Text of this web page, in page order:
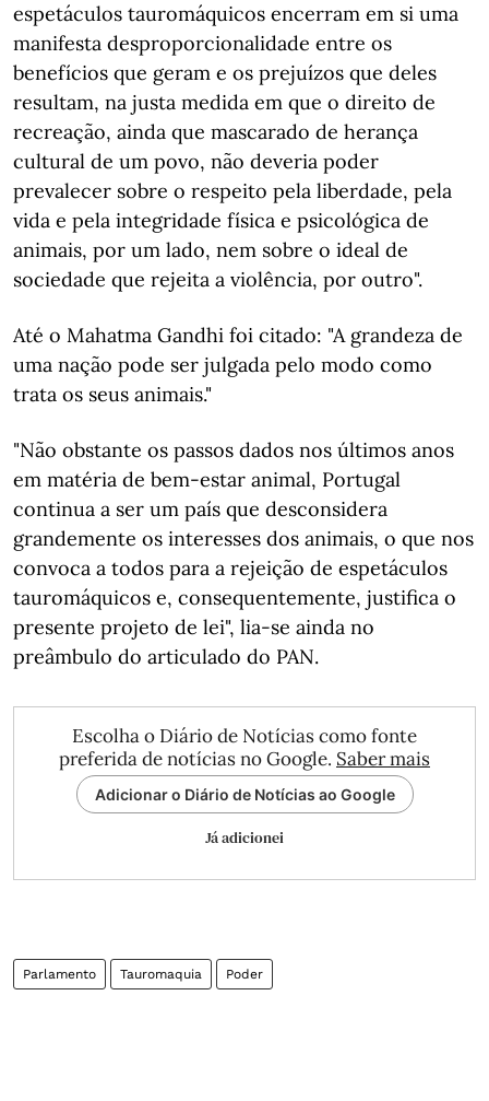
espetáculos tauromáquicos encerram em si uma
manifesta desproporcionalidade entre os
benefícios que geram e os prejuízos que deles
resultam, na justa medida em que o direito de
recreação, ainda que mascarado de herança
cultural de um povo, não deveria poder
prevalecer sobre o respeito pela liberdade, pela
vida e pela integridade física e psicológica de
animais, por um lado, nem sobre o ideal de
sociedade que rejeita a violência, por outro".
Até o Mahatma Gandhi foi citado: "A grandeza de
uma nação pode ser julgada pelo modo como
trata os seus animais."
"Não obstante os passos dados nos últimos anos
em matéria de bem-estar animal, Portugal
continua a ser um país que desconsidera
grandemente os interesses dos animais, o que nos
convoca a todos para a rejeição de espetáculos
tauromáquicos e, consequentemente, justifica o
presente projeto de lei", lia-se ainda no
preâmbulo do articulado do PAN.
Escolha o Diário de Notícias como fonte
preferida de notícias no Google. Saber mais
Adicionar o Diário de Notícias ao Google
Já adicionei
Parlamento Tauromaquia Poder